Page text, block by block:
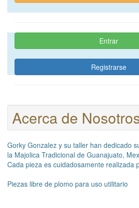
Entrar
Registrarse
Acerca de
Gorky Gonzalez y su taller han dedicado
la Majolica Tradicional de Guanajuato,
Cada pieza es cuidadosamente realizada
Piezas libre de plomo para uso utilitario